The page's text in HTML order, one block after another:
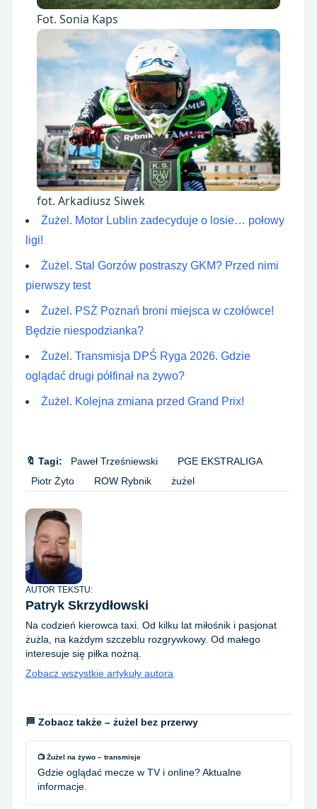
Fot. Sonia Kaps
fot. Arkadiusz Siwek
Żużel. Motor Lublin zadecyduje o losie… połowy
ligi!
Żużel. Stal Gorzów postraszy GKM? Przed nimi
pierwszy test
Żużel. PSŻ Poznań broni miejsca w czołówce!
Będzie niespodzianka?
Żużel. Transmisja DPŚ Ryga 2026. Gdzie
oglądać drugi półfinał na żywo?
Żużel. Kolejna zmiana przed Grand Prix!
🔖 Tagi: Paweł Trześniewski
PGE EKSTRALIGA
Piotr Żyto
ROW Rybnik żużel
AUTOR TEKSTU:
Patryk Skrzydłowski
Na codzień kierowca taxi. Od kilku lat miłośnik i pasjonat
żużla, na każdym szczeblu rozgrywkowy. Od małego
interesuje się piłka nożną.
Zobacz wszystkie artykuły autora
🏁 Zobacz także – żużel bez przerwy
📺 Żużel na żywo – transmisje
Gdzie oglądać mecze w TV i online? Aktualne
informacje.